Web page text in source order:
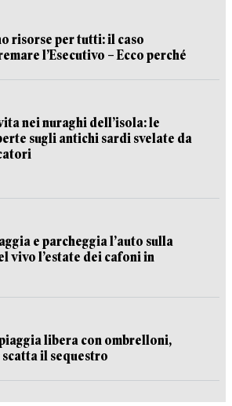
risorse per tutti: il caso
l’Esecutivo – Ecco perché
nei nuraghi dell’isola: le
sugli antichi sardi svelate da
e parcheggia l’auto sulla
vivo l’estate dei cafoni in
libera con ombrelloni,
il sequestro